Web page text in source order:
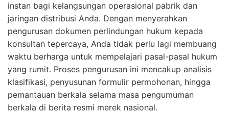
instan bagi kelangsungan operasional pabrik dan
jaringan distribusi Anda. Dengan menyerahkan
pengurusan dokumen perlindungan hukum kepada
konsultan tepercaya, Anda tidak perlu lagi membuang
waktu berharga untuk mempelajari pasal-pasal hukum
yang rumit. Proses pengurusan ini mencakup analisis
klasifikasi, penyusunan formulir permohonan, hingga
pemantauan berkala selama masa pengumuman
berkala di berita resmi merek nasional.